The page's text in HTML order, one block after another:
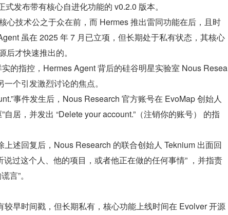
发布带有核心自进化功能的 v0.2.0 版本。
心技术公之于众在前，而 Hermes 推出雷同功能在后，且时
虽在 2025 年 7 月已立项，但长期处于私有状态，其核心
才快速推出的。
的指控，Hermes Agent 背后的硅谷明星实验室 Nous Resea
个引发激烈讨论的焦点。
事件发生后，Nous Research 官方账号在 EvoMap 创始人
自居，并发出 “Delete your account.”（注销你的账号） 的指
上述回复后，Nous Research 的联合创始人 Teknium 出面回
说过这个人、他的项目，或者他正在做的任何事情” ，并指责
言”。
较早时间戳，但长期私有，核心功能上线时间在 Evolver 开源